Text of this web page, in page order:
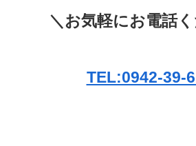
＼お気軽にお電話
TEL:0942-39-